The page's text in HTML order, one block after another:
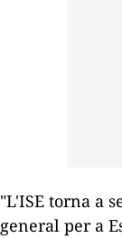
"L'ISE torna a
general per a